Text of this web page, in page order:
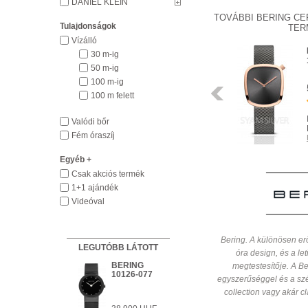
DANIEL KLEIN
Tulajdonságok
Vízálló
30 m-ig
50 m-ig
100 m-ig
100 m felett
Valódi bőr
Fém óraszíj
Egyéb +
Csak akciós termék
1+1 ajándék
Videóval
LEGUTÓBB LÁTOTT
BERING
10126-077
INGYENES HÁZHOZSZÁLLÍTÁS
TOVÁBBI BERING
Előző
BERING
11429-766
76 900 HUF
INGYENES
Részletek
Bering. A különösen
óra design, és a
megtestesítője. A
egyszerűséggel és a
collection vagy akár